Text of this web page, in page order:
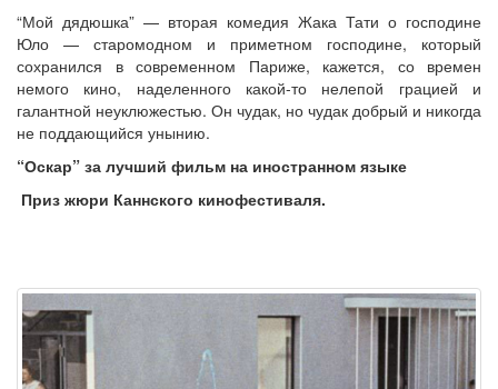
“Мой дядюшка” — вторая комедия Жака Тати о господине
Юло — старомодном и приметном господине, который
сохранился в современном Париже, кажется, со времен
немого кино, наделенного какой-то нелепой грацией и
галантной неуклюжестью. Он чудак, но чудак добрый и никогда
не поддающийся унынию.
“Оскар” за лучший фильм на иностранном языке
Приз жюри Каннского кинофестиваля.